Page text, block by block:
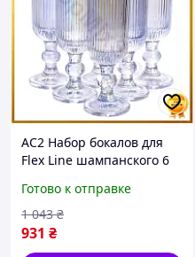
AC2 Набор бокалов для
Flex Line шампанского 6
праздничных напитков
стойкие бока DE
Готово к отправке
931 ₴
1 043 ₴